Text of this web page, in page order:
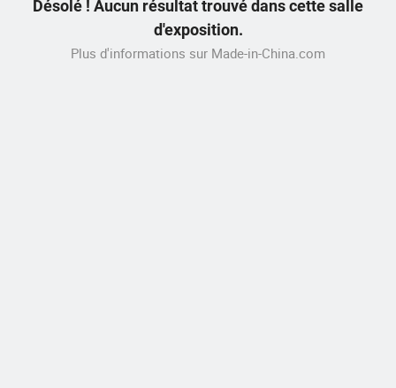
Désolé ! Aucun résultat trouvé dans cette salle
d'exposition.
Plus d'informations sur Made-in-China.com